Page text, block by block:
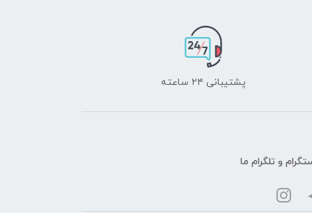
پشتیبانی ۲۴ ساعته
و تلگرام ما